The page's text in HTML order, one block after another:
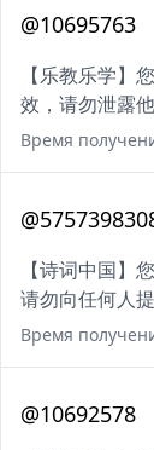
@10695763
【乐教乐学】
效，请勿泄露他
Время
【诗词中国】
请勿向任何人
Время
@10692578